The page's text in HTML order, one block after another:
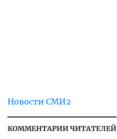
Новости СМИ2
КОММЕНТАРИИ ЧИТАТЕЛЕЙ